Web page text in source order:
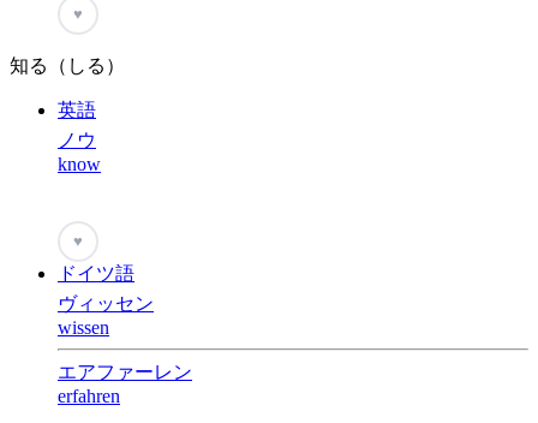
♥
知る（しる）
英語
ノウ
know
♥
ドイツ語
ヴィッセン
wissen
エアファーレン
erfahren